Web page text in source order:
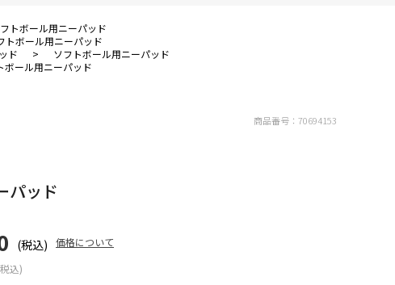
トボール用ニーパッド
トボール用ニーパッド
ド >
ソフトボール用ニーパッド
ボール用ニーパッド
パッド
込)
(税込) 価格について
商品番号： 70694153